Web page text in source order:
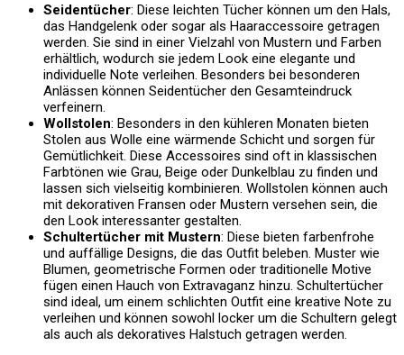
Seidentücher: Diese leichten Tücher können um den Hals,
das Handgelenk oder sogar als Haaraccessoire getragen
werden. Sie sind in einer Vielzahl von Mustern und Farben
erhältlich, wodurch sie jedem Look eine elegante und
individuelle Note verleihen. Besonders bei besonderen
Anlässen können Seidentücher den Gesamteindruck
verfeinern.
Wollstolen: Besonders in den kühleren Monaten bieten
Stolen aus Wolle eine wärmende Schicht und sorgen für
Gemütlichkeit. Diese Accessoires sind oft in klassischen
Farbtönen wie Grau, Beige oder Dunkelblau zu finden und
lassen sich vielseitig kombinieren. Wollstolen können auch
mit dekorativen Fransen oder Mustern versehen sein, die
den Look interessanter gestalten.
Schultertücher mit Mustern: Diese bieten farbenfrohe
und auffällige Designs, die das Outfit beleben. Muster wie
Blumen, geometrische Formen oder traditionelle Motive
fügen einen Hauch von Extravaganz hinzu. Schultertücher
sind ideal, um einem schlichten Outfit eine kreative Note zu
verleihen und können sowohl locker um die Schultern gelegt
als auch als dekoratives Halstuch getragen werden.